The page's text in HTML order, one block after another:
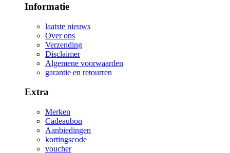
Informatie
laatste nieuws
Over ons
Verzending
Disclaimer
Algemene voorwaarden
garantie en retourren
Extra
Merken
Cadeaubon
Aanbiedingen
kortingscode
voucher